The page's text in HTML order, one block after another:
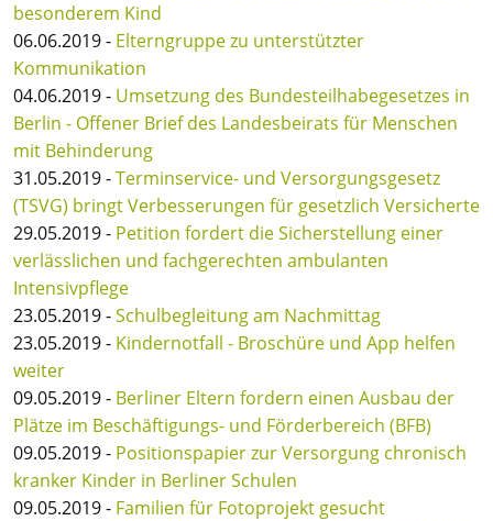
besonderem Kind
06.06.2019 - Elterngruppe zu unterstützter
Kommunikation
04.06.2019 - Umsetzung des Bundesteilhabegesetzes in
Berlin - Offener Brief des Landesbeirats für Menschen
mit Behinderung
31.05.2019 -Terminservice- und Versorgungsgesetz
(TSVG) bringt Verbesserungen für gesetzlich Versicherte
29.05.2019 - Petition fordert die Sicherstellung einer
verlässlichen und fachgerechten ambulanten
Intensivpflege
23.05.2019 -Schulbegleitung am Nachmittag
23.05.2019 - Kindernotfall - Broschüre und App helfen
weiter
09.05.2019 - Berliner Eltern fordern einen Ausbau der
Plätze im Beschäftigungs- und Förderbereich (BFB)
09.05.2019 - Positionspapier zur Versorgung chronisch
kranker Kinder in Berliner Schulen
09.05.2019 - Familien für Fotoprojekt gesucht